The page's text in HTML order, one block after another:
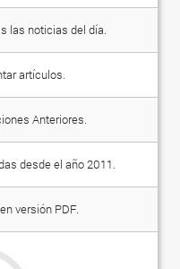
las noticias del día.
artículos.
Anteriores.
desde el año 2011.
versión PDF.